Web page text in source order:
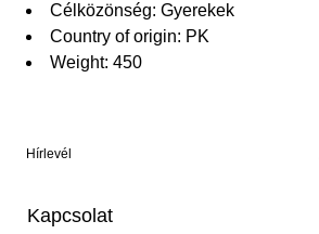
Célközönség: Gyerekek
Country of origin: PK
Weight: 450
Hírlevél
Kapcsolat